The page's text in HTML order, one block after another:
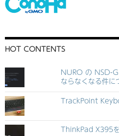
HOT CONTENTS
NURO の NSD-
ならなくなる件に
TrackPoint
ThinkPad X395